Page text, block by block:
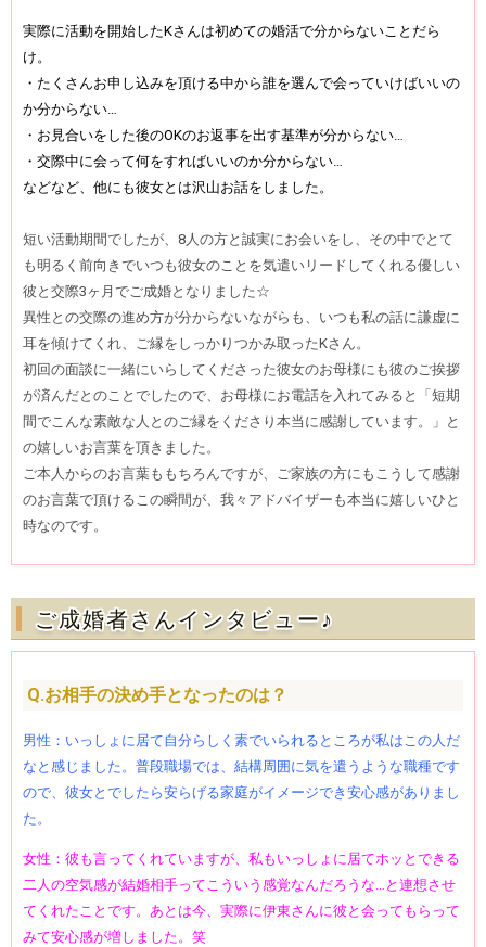
実際に活動を開始したKさんは初めての婚活で分からないことだら
け。
・たくさんお申し込みを頂ける中から誰を選んで会っていけばいいの
か分からない…
・お見合いをした後のOKのお返事を出す基準が分からない…
・交際中に会って何をすればいいのか分からない…
などなど、他にも彼女とは沢山お話をしました。
短い活動期間でしたが、8人の方と誠実にお会いをし、その中でとて
も明るく前向きでいつも彼女のことを気遣いリードしてくれる優しい
彼と交際3ヶ月でご成婚となりました☆
異性との交際の進め方が分からないながらも、いつも私の話に謙虚に
耳を傾けてくれ、ご縁をしっかりつかみ取ったKさん。
初回の面談に一緒にいらしてくださった彼女のお母様にも彼のご挨拶
が済んだとのことでしたので、お母様にお電話を入れてみると「短期
間でこんな素敵な人とのご縁をくださり本当に感謝しています。」と
の嬉しいお言葉を頂きました。
ご本人からのお言葉ももちろんですが、ご家族の方にもこうして感謝
のお言葉で頂けるこの瞬間が、我々アドバイザーも本当に嬉しいひと
時なのです。
ご成婚者さんインタビュー♪
Q.お相手の決め手となったのは？
男性：いっしょに居て自分らしく素でいられるところが私はこの人だ
なと感じました。普段職場では、結構周囲に気を遣うような職種です
ので、彼女とでしたら安らげる家庭がイメージでき安心感がありまし
た。
女性：彼も言ってくれていますが、私もいっしょに居てホッとできる
二人の空気感が結婚相手ってこういう感覚なんだろうな…と連想させ
てくれたことです。あとは今、実際に伊東さんに彼と会ってもらって
みて安心感が増しました。笑